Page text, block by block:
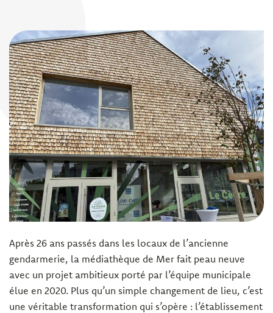
Après 26 ans passés dans les locaux de l’ancienne
gendarmerie, la médiathèque de Mer fait peau neuve
avec un projet ambitieux porté par l’équipe municipale
élue en 2020. Plus qu’un simple changement de lieu, c’est
une véritable transformation qui s’opère : l’établissement